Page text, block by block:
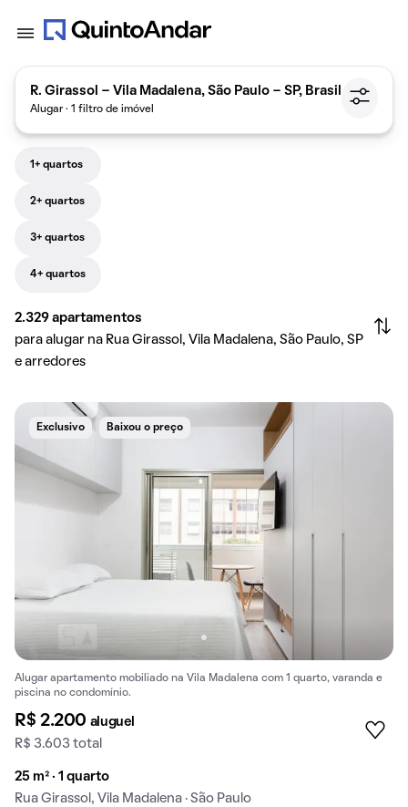
R. Girassol - Vila Madalena, São Paulo - SP, Brasil
Alugar · 1 filtro de imóvel
1+ quartos
2+ quartos
3+ quartos
4+ quartos
2.329 apartamentos
para alugar na Rua Girassol, Vila Madalena, São Paulo, SP
e arredores
Exclusivo Baixou o preço
Alugar apartamento mobiliado na Vila Madalena com 1 quarto, varanda e
piscina no condomínio.
R$ 2.200 aluguel
R$ 3.603 total
25 m² · 1 quarto
Rua Girassol, Vila Madalena · São Paulo